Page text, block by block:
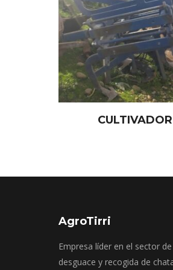
CULTIVADOR
AgroTirri
Empresa líder en el sector
desguace y recogida de